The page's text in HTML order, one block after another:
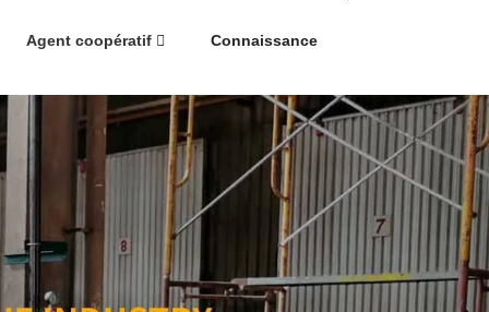
Agent coopératif Connaissance